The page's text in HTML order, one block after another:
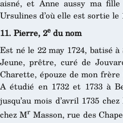
aisné, et Anne aussy ma
Ursulines d’où elle est sortie le
11. Pierre, 2e du nom
Est né le 22 may 1724, batisé à
Jeune, prêtre, curé de
Charette, épouze de mon
A étudié en 1732 et 1733 à
jusqu’au mois d’avril 1735
chez Mr Masson, rue des